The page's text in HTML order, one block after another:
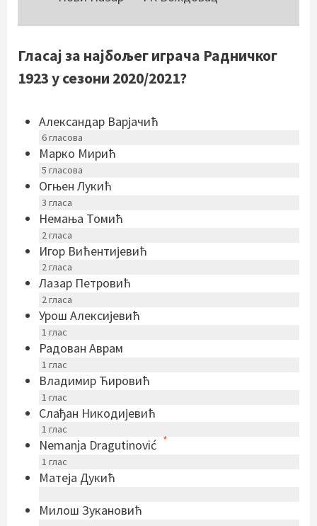
Гласај за најбољег играча Радничког
1923 у сезони 2020/2021?
Александар Варјачић
6гласова
Марко Мирић
5гласова
Огњен Лукић
3гласа
Немања Томић
2гласа
Игор Вићентијевић
2гласа
Лазар Петровић
2гласа
Урош Алексијевић
1глас
Радован Аврам
1глас
Владимир Ћировић
1глас
Слађан Никодијевић
1глас
Nemanja Dragutinović *
1глас
Матеја Дукић
Милош Зукановић